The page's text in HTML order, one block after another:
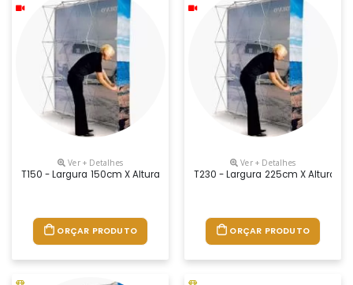
Ver + Detalhes
T150 - Largura 150cm X Altura 225cm - O Painel Pantográfico É Um
ORÇAR PRODUTO
Ver + Detalhes
T230 - Largura 225cm X Altura
ORÇAR PRODUTO